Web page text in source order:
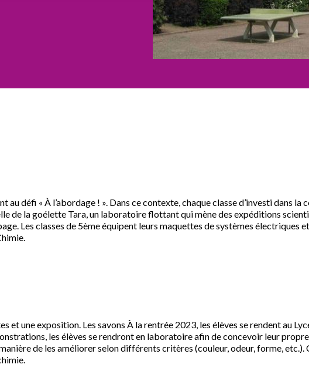
au défi « À l’abordage ! ». Dans ce contexte, chaque classe d’investi dans
de la goélette Tara, un laboratoire flottant qui mène des expéditions
Les classes de 5ème équipent leurs maquettes de systèmes électriques
et une exposition. Les savons À la rentrée 2023, les élèves se rendent au
les élèves se rendront en laboratoire afin de concevoir leur
de les améliorer selon différents critères (couleur, odeur, forme,